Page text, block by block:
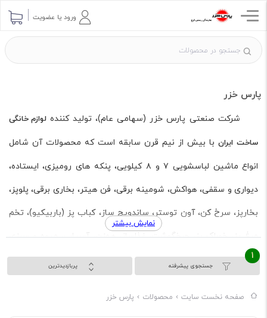
ورود یا عضویت
پارس خزر
شرکت صنعتی پارس خزر (سهامی عام)، تولید کنندهلوازم خانگی
ساخت ایرانبا بیش از نیم قرن سابقه است که محصولات آن شامل
انواع ماشین لباسشویی ۷ و ۸ کیلویی، پنکه های رومیزی، ایستاده،
دیواری و سقفی، هواکش، شومینه برقی، فن هیتر، بخاری برقی، پلوپز،
بخارپز، سرخ کن، آون توستر، ساندویچ ساز، کباب پز (باربیکیو)، تخم
مرغ پز، خوراک پز، چرخگوشت، غذاساز، همزن، آسیاب، میوه و سبزی
خشک کن، مکمل چرخگوشت، بلندر، خرد کن، ترازو آشپزخانه، آبمیوه
نمایش بیشتر
جستجوی پیشرفته
1
پربازدیدترین
صفحه نخست سایت محصولات پارس خزر